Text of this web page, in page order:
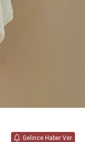
Gelince Haber Ver